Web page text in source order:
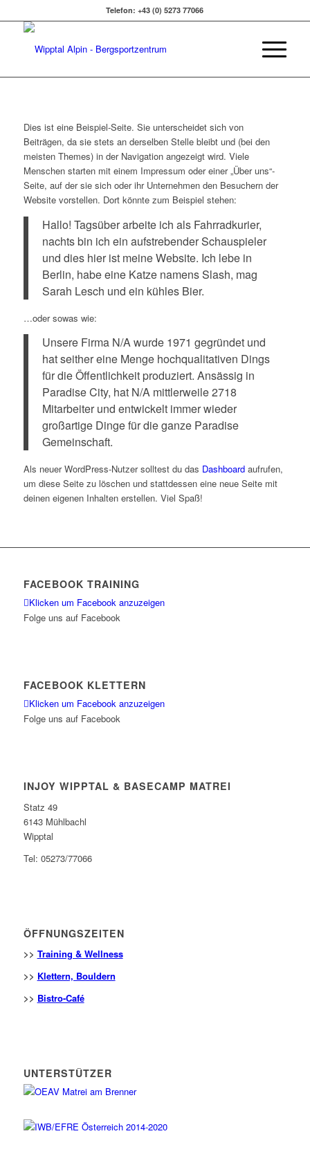
Telefon: +43 (0) 5273 77066
Dies ist eine Beispiel-Seite. Sie unterscheidet sich von
Beiträgen, da sie stets an derselben Stelle bleibt und (bei den
meisten Themes) in der Navigation angezeigt wird. Viele
Menschen starten mit einem Impressum oder einer „Über uns“-
Seite, auf der sie sich oder ihr Unternehmen den Besuchern der
Website vorstellen. Dort könnte zum Beispiel stehen:
Hallo! Tagsüber arbeite ich als Fahrradkurier,
nachts bin ich ein aufstrebender Schauspieler
und dies hier ist meine Website. Ich lebe in
Berlin, habe eine Katze namens Slash, mag
Sarah Lesch und ein kühles Bier.
…oder sowas wie:
Unsere Firma N/A wurde 1971 gegründet und
hat seither eine Menge hochqualitativen Dings
für die Öffentlichkeit produziert. Ansässig in
Paradise City, hat N/A mittlerweile 2718
Mitarbeiter und entwickelt immer wieder
großartige Dinge für die ganze Paradise
Gemeinschaft.
Als neuer WordPress-Nutzer solltest du das Dashboardaufrufen,
um diese Seite zu löschen und stattdessen eine neue Seite mit
deinen eigenen Inhalten erstellen. Viel Spaß!
FACEBOOK TRAINING
Klicken um Facebook anzuzeigen
Folge uns auf Facebook
FACEBOOK KLETTERN
Klicken um Facebook anzuzeigen
Folge uns auf Facebook
INJOY WIPPTAL & BASECAMP MATREI
Statz 49
6143 Mühlbachl
Wipptal
Tel: 05273/77066
ÖFFNUNGSZEITEN
>> Training & Wellness
>> Klettern, Bouldern
>> Bistro-Café
UNTERSTÜTZER